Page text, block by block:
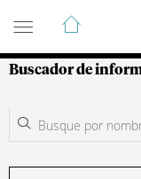
Guía de
Buscador de